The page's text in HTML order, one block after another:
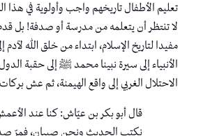
تعليم الأطفال تاريخهم واجب وأولوية في هذا
لا تنتظر أن يتعلمه من مدرسة أو صدفة! بل
مفيدا لتاريخ الإسلام، ابتداء من خلق الله
الأنبياء إلى سيرة نبينا محمد ﷺ إلى حقبة الدول
الاحتلال الغربي إلى واقع الهيمنة، ثم عش
قال أبو بكر بن عيّاش: كنا عند
نكتب الحديث ونحن صبيان، فمرّ